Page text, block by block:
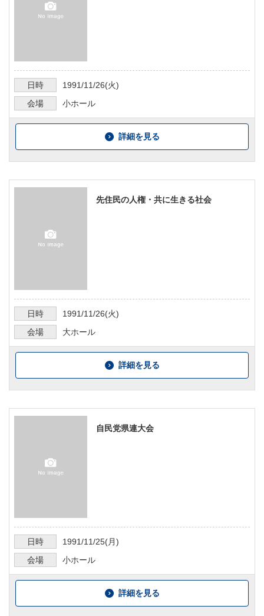
日時 1991/11/26(火)
会場
小ホール
詳細を見る
先住民の人権・共に生きる社会
日時 1991/11/26(火)
会場
大ホール
詳細を見る
自民党県連大会
日時 1991/11/25(月)
会場
小ホール
詳細を見る